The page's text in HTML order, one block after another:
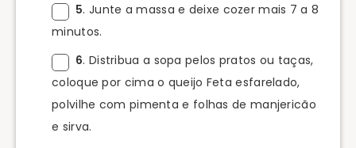
5. Junte a massa e deixe cozer mais 7 a 8
minutos.
6. Distribua a sopa pelos pratos ou taças,
coloque por cima o queijo Feta esfarelado,
polvilhe com pimenta e folhas de manjericão
e sirva.